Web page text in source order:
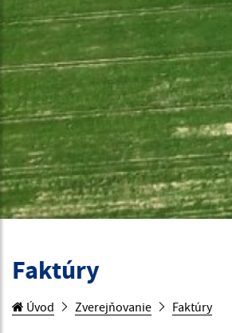
Faktúry
Úvod Zverejňovanie Faktúry